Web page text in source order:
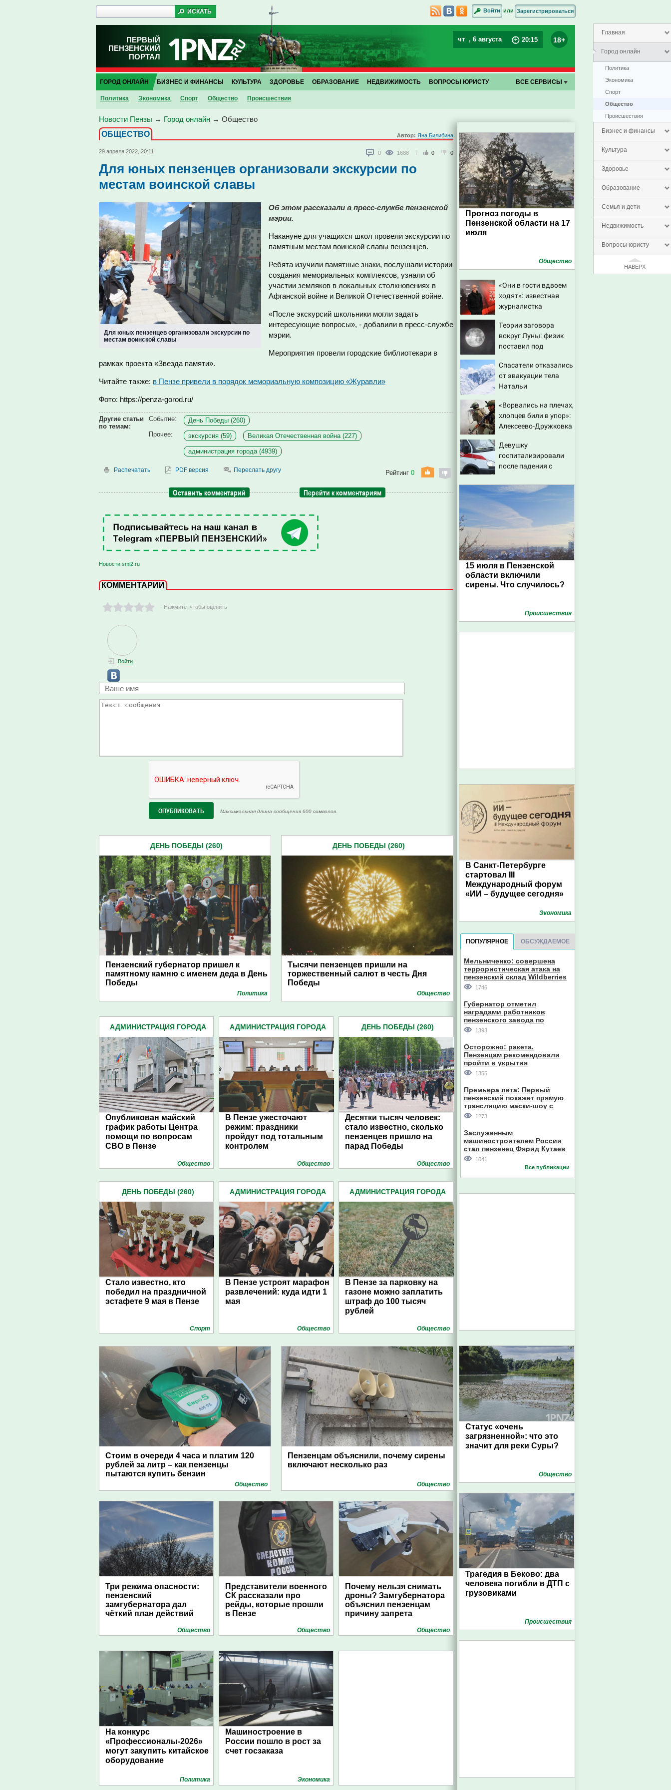
Главная
Город онлайн
Политика
Экономика
Спорт
Общество
Проиcшествия
Бизнес и финансы
Культура
Здоровье
Образование
Семья и дети
Недвижимость
Вопросы юристу
НАВЕРХ
Войти или Зарегистрироваться
ПЕРВЫЙ
ПЕНЗЕНСКИЙ
ПОРТАЛ
чт , 6 августа 20:15 18+
ГОРОД ОНЛАЙН
Политика Экономика Спорт Общество Проиcшествия
БИЗНЕС И ФИНАНСЫ КУЛЬТУРА ЗДОРОВЬЕ ОБРАЗОВАНИЕ НЕДВИЖИМОСТЬ ВОПРОСЫ ЮРИСТУ ВСЕ СЕРВИСЫ
Новости Пензы → Город онлайн → Общество
ОБЩЕСТВО
Автор: Яна Билибина
29 апреля 2022, 20:11 0 1688 0 0
Для юных пензенцев организовали экскурсии по
местам воинской славы
Для юных пензенцев организовали экскурсии по
местам воинской славы
Об этом рассказали в пресс-службе пензенской
мэрии.
Накануне для учащихся школ провели экскурсии по
памятным местам воинской славы пензенцев.
Ребята изучили памятные знаки, послушали истории
создания мемориальных комплексов, узнали об
участии земляков в локальных столкновениях в
Афганской войне и Великой Отечественной войне.
«После экскурсий школьники могли задать
интересующие вопросы», - добавили в пресс-службе
мэрии.
Мероприятия провели городские библиотекари в
рамках проекта «Звезда памяти».
Читайте также: в Пензе привели в порядок мемориальную композицию «Журавли»
Фото: https://penza-gorod.ru/
Другие статьи
по темам:
Событие:
День Победы (260)
Прочее:
экскурсия (59) Великая Отечественная война (227)
администрация города (4939)
Распечатать PDF версия Переслать другу Рейтинг 0
Оставить комментарий Перейти к комментариям
Новости smi2.ru
КОММЕНТАРИИ
- Нажмите ,чтобы оценить
Войти
Максимальная длина сообщения 600 символов.
ДЕНЬ ПОБЕДЫ (260)
Пензенский губернатор пришел к
памятному камню с именем деда в День
Победы
Политика
ДЕНЬ ПОБЕДЫ (260)
Тысячи пензенцев пришли на
торжественный салют в честь Дня
Победы
Общество
АДМИНИСТРАЦИЯ ГОРОДА
Опубликован майский
график работы Центра
помощи по вопросам
СВО в Пензе
Общество
АДМИНИСТРАЦИЯ ГОРОДА
В Пензе ужесточают
режим: праздники
пройдут под тотальным
контролем
Общество
ДЕНЬ ПОБЕДЫ (260)
Десятки тысяч человек:
стало известно, сколько
пензенцев пришло на
парад Победы
Общество
ДЕНЬ ПОБЕДЫ (260)
Стало известно, кто
победил на праздничной
эстафете 9 мая в Пензе
Спорт
АДМИНИСТРАЦИЯ ГОРОДА
В Пензе устроят марафон
развлечений: куда идти 1
мая
Общество
АДМИНИСТРАЦИЯ ГОРОДА
В Пензе за парковку на
газоне можно заплатить
штраф до 100 тысяч
рублей
Общество
Стоим в очереди 4 часа и платим 120
рублей за литр – как пензенцы
пытаются купить бензин
Общество
Пензенцам объяснили, почему сирены
включают несколько раз
Общество
Три режима опасности:
пензенский
замгубернатора дал
чёткий план действий
Общество
Представители военного
СК рассказали про
рейды, которые прошли
в Пензе
Общество
Почему нельзя снимать
дроны? Замгубернатора
объяснил пензенцам
причину запрета
Общество
На конкурс
«Профессионалы-2026»
могут закупить китайское
оборудование
Политика
Машиностроение в
России пошло в рост за
счет госзаказа
Экономика
Прогноз погоды в
Пензенской области на 17
июля
Общество
«Они в гости вдвоем
ходят»: известная
журналистка
Бондарчука и
Исаковой
Теории заговора
вокруг Луны: физик
поставил под
NASA
Спасатели отказались
от эвакуации тела
Натальи
семитысячника
«Ворвались на плечах,
хлопцев били в упор»:
Алексеево-Дружковка
для «птах Мадьяра»
Девушку
госпитализировали
после падения с
городском парке
15 июля в Пензенской
области включили
сирены. Что случилось?
Проиcшествия
В Санкт-Петербурге
стартовал III
Международный форум
«ИИ – будущее сегодня»
Экономика
ПОПУЛЯРНОЕ ОБСУЖДАЕМОЕ
Мельниченко: совершена
террористическая атака на
пензенский склад Wildberries
1746
Губернатор отметил
наградами работников
пензенского завода по
производству станков
1393
Осторожно: ракета.
Пензенцам рекомендовали
пройти в укрытия
1355
Премьера лета: Первый
пензенский покажет прямую
трансляцию маски-шоу с
участием компании из Южной
1273
Заслуженным
машиностроителем России
стал пензенец Фярид Кутаев
1041
Все публикации
Статус «очень
загрязненной»: что это
значит для реки Суры?
Общество
Трагедия в Беково: два
человека погибли в ДТП с
грузовиками
Проиcшествия